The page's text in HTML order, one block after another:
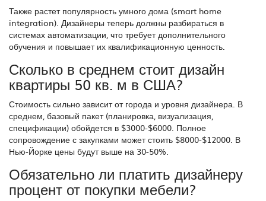
Также растет популярность умного дома (smart home
integration). Дизайнеры теперь должны разбираться в
системах автоматизации, что требует дополнительного
обучения и повышает их квалификационную ценность.
Сколько в среднем стоит дизайн
квартиры 50 кв. м в США?
Стоимость сильно зависит от города и уровня дизайнера. В
среднем, базовый пакет (планировка, визуализация,
спецификации) обойдется в $3000-$6000. Полное
сопровождение с закупками может стоить $8000-$12000. В
Нью-Йорке цены будут выше на 30-50%.
Обязательно ли платить дизайнеру
процент от покупки мебели?